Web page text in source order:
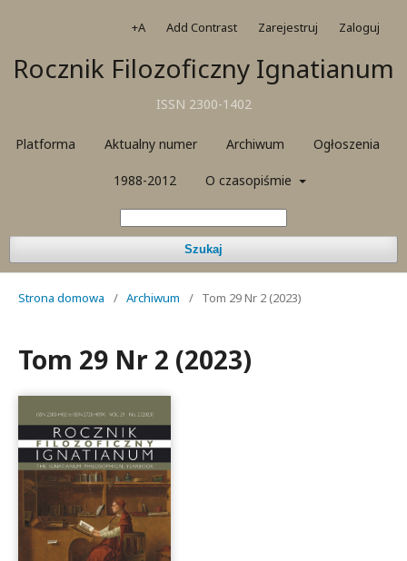
Rocznik Filozoficzny Ignatianum
ISSN 2300-1402
Platforma Aktualny numer Archiwum Ogłoszenia
1988-2012 O czasopiśmie
Szukaj
+A Add Contrast Zarejestruj Zaloguj
Strona domowa / Archiwum / Tom 29 Nr 2 (2023)
Tom 29 Nr 2 (2023)